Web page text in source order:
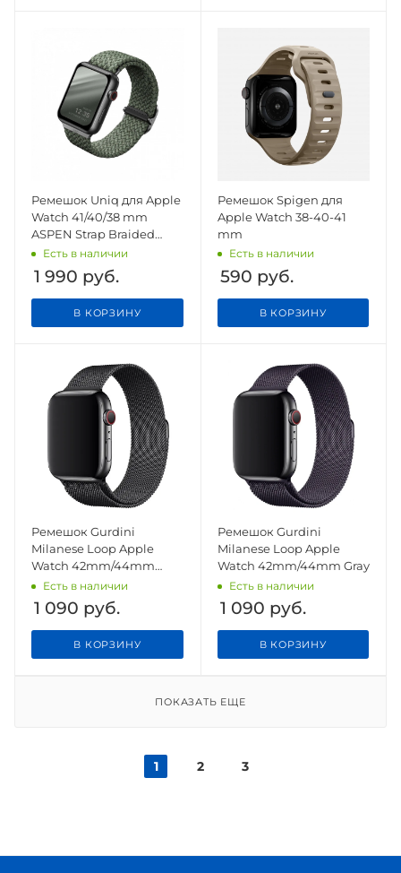
Ремешок Uniq для Apple
Watch 41/40/38 mm
ASPEN Strap Braided
Green
Есть в наличии
1 990 руб.
В КОРЗИНУ
Ремешок Spigen для
Apple Watch 38-40-41
mm
Есть в наличии
590 руб.
В КОРЗИНУ
Ремешок Gurdini
Milanese Loop Apple
Watch 42mm/44mm
Space Black
Есть в наличии
1 090 руб.
В КОРЗИНУ
Ремешок Gurdini
Milanese Loop Apple
Watch 42mm/44mm Gray
Есть в наличии
1 090 руб.
В КОРЗИНУ
ПОКАЗАТЬ ЕЩЕ
1 2 3